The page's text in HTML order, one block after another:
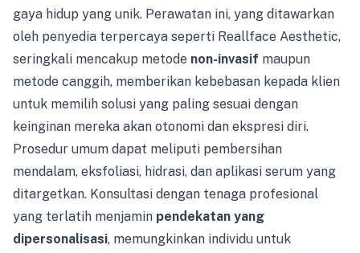
gaya hidup yang unik. Perawatan ini, yang ditawarkan
oleh penyedia terpercaya seperti Reallface Aesthetic,
seringkali mencakup metode non-invasif maupun
metode canggih, memberikan kebebasan kepada klien
untuk memilih solusi yang paling sesuai dengan
keinginan mereka akan otonomi dan ekspresi diri.
Prosedur umum dapat meliputi pembersihan
mendalam, eksfoliasi, hidrasi, dan aplikasi serum yang
ditargetkan. Konsultasi dengan tenaga profesional
yang terlatih menjamin pendekatan yang
dipersonalisasi, memungkinkan individu untuk